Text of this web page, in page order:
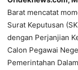
Barat mencatat
Surat Keputusan
dengan Perjanjian
Calon Pegawai
Pemerintahan